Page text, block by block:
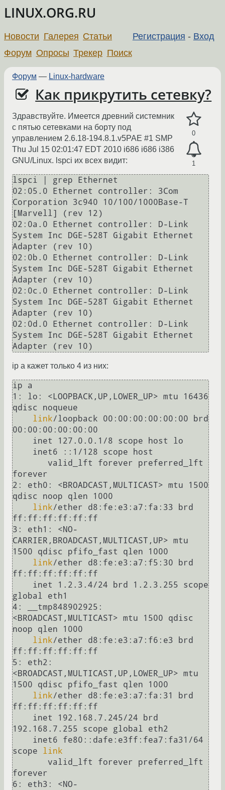
LINUX.ORG.RU
Регистрация - Вход
Новости Галерея Статьи
Форум Опросы Трекер Поиск
Форум — Linux-hardware
Как прикрутить сетевку?
0
1
Здравствуйте. Имеется древний системник
с пятью сетевками на борту под
управлением 2.6.18-194.8.1.v5PAE #1 SMP
Thu Jul 15 02:01:47 EDT 2010 i686 i686 i386
GNU/Linux. lspci их всех видит:
lspci | grep Ethernet
02:05.0 Ethernet controller: 3Com
Corporation 3c940 10/100/1000Base-T
[Marvell] (rev 12)
02:0a.0 Ethernet controller: D-Link
System Inc DGE-528T Gigabit Ethernet
Adapter (rev 10)
02:0b.0 Ethernet controller: D-Link
System Inc DGE-528T Gigabit Ethernet
Adapter (rev 10)
02:0c.0 Ethernet controller: D-Link
System Inc DGE-528T Gigabit Ethernet
Adapter (rev 10)
02:0d.0 Ethernet controller: D-Link
System Inc DGE-528T Gigabit Ethernet
ip a кажет только 4 из них:
ip a
1: lo: <LOOPBACK,UP,LOWER_UP> mtu 16436
qdisc noqueue
link/loopback 00:00:00:00:00:00 brd
00:00:00:00:00:00
forever
2: eth0: <BROADCAST,MULTICAST> mtu 1500
qdisc noop qlen 1000
link/ether d8:fe:e3:a7:fa:33 brd
ff:ff:ff:ff:ff:ff
3: eth1: <NO-
CARRIER,BROADCAST,MULTICAST,UP> mtu
1500 qdisc pfifo_fast qlen 1000
link/ether d8:fe:e3:a7:f5:30 brd
ff:ff:ff:ff:ff:ff
global eth1
4: __tmp848902925:
<BROADCAST,MULTICAST> mtu 1500 qdisc
noop qlen 1000
link/ether d8:fe:e3:a7:f6:e3 brd
ff:ff:ff:ff:ff:ff
5: eth2:
<BROADCAST,MULTICAST,UP,LOWER_UP> mtu
1500 qdisc pfifo_fast qlen 1000
link/ether d8:fe:e3:a7:fa:31 brd
ff:ff:ff:ff:ff:ff
192.168.7.255 scope global eth2
scope link
forever
6: eth3: <NO-